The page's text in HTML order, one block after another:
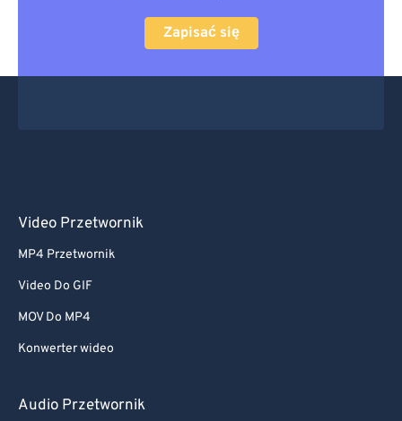
Zapisać się
Video Przetwornik
MP4 Przetwornik
Video Do GIF
MOV Do MP4
Konwerter wideo
Audio Przetwornik